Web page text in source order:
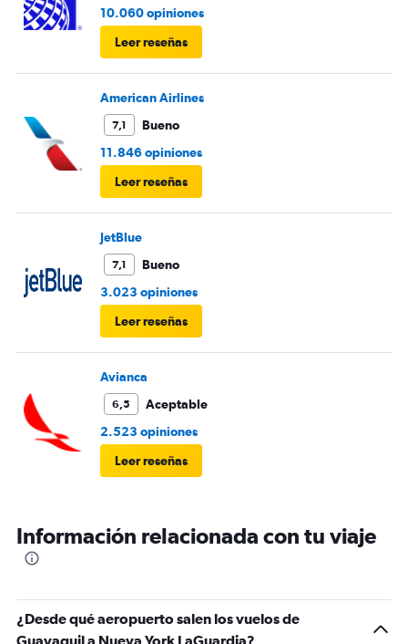
10.060 opiniones
Leer reseñas
American Airlines
7,1
Bueno
11.846 opiniones
Leer reseñas
JetBlue
7,1
Bueno
3.023 opiniones
Leer reseñas
Avianca
6,5
Aceptable
2.523 opiniones
Leer reseñas
Información relacionada con tu viaje
¿Desde qué aeropuerto salen los vuelos de